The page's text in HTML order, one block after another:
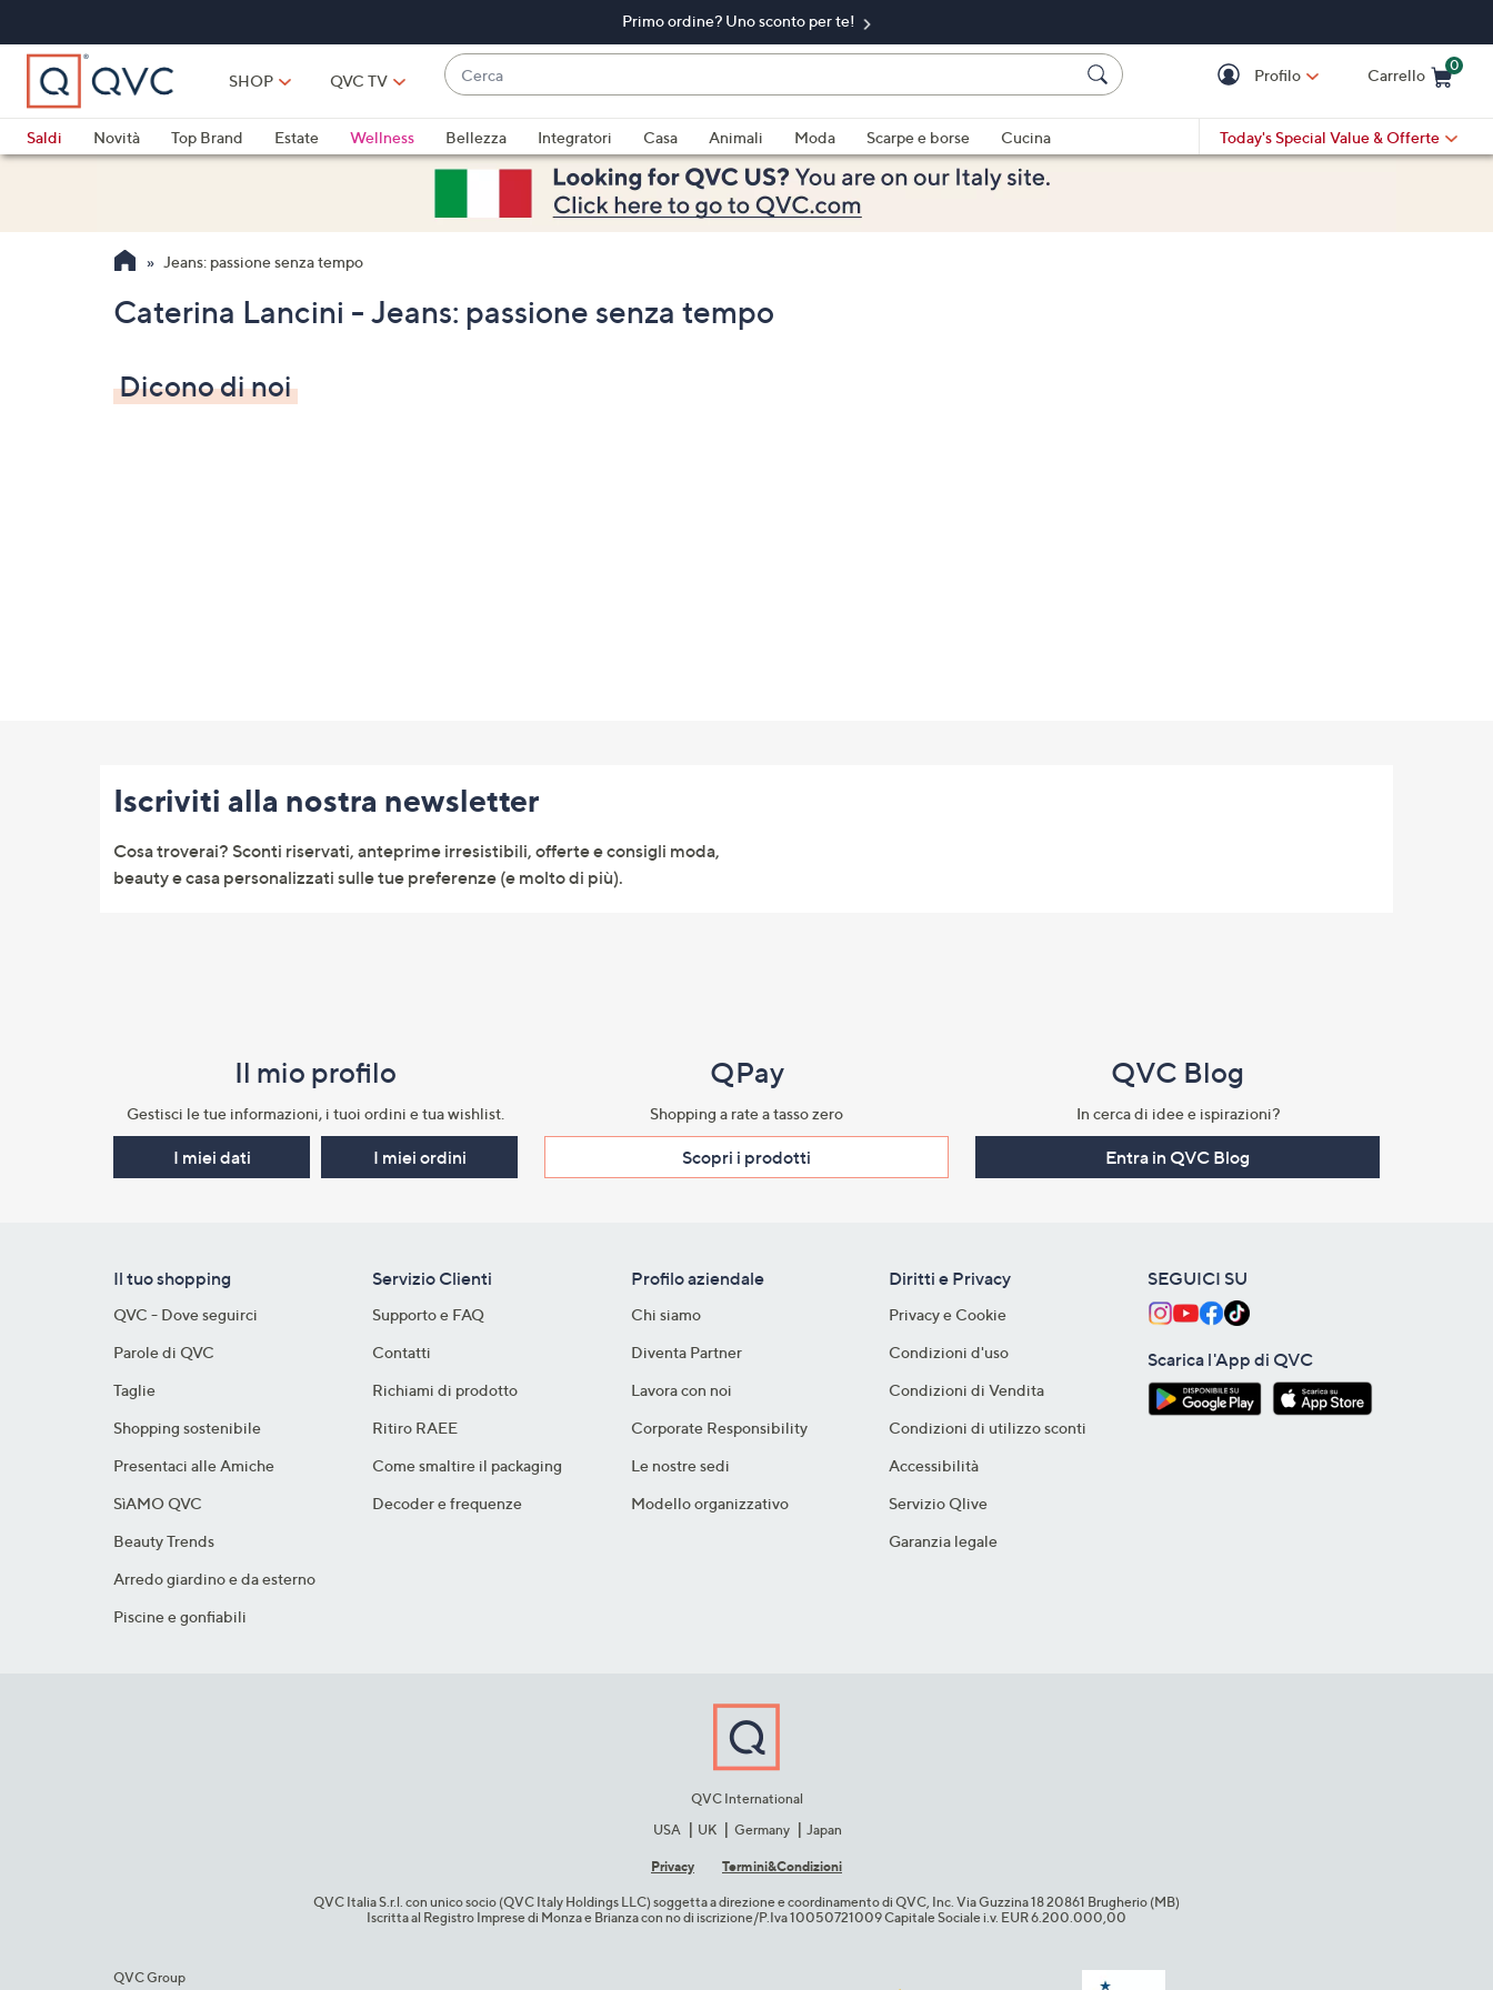
contenuto
principale
Primo ordine? Uno sconto per te!​
SHOP QVC TV
Cerca
sono
disponibili
suggerimenti,
usa
su
Profilo Carrello
0
Saldi
Novità Top Brand Estate Wellness Bellezza Integratori Casa Animali Moda Scarpe e borse
Cucina
Today's Special Value & Offerte
Jeans: passione senza tempo
Caterina Lancini - Jeans: passione senza tempo
Dicono di noi
informazioni
Iscriviti alla nostra newsletter
Cosa troverai? Sconti riservati, anteprime irresistibili, offerte e consigli moda,
beauty e casa personalizzati sulle tue preferenze (e molto di più).
Il mio profilo​
Gestisci le tue informazioni, i tuoi ordini e tua wishlist.​
I miei dati I miei ordini
QPay
Shopping a rate a tasso zero​
Scopri i prodotti​
QVC Blog
In cerca di idee e ispirazioni?
Entra in QVC Blog
Il tuo shopping
QVC - Dove seguirci
Parole di QVC
Taglie
Shopping sostenibile​
Presentaci alle Amiche
SìAMO QVC
Beauty Trends
Arredo giardino e da esterno
Piscine e gonfiabili
Servizio Clienti
Supporto e FAQ
Contatti
Richiami di prodotto
Ritiro RAEE
Come smaltire il packaging​
Decoder e frequenze​
Profilo aziendale
Chi siamo
Diventa Partner
Lavora con noi
Corporate Responsibility
Le nostre sedi
Modello organizzativo
Diritti e Privacy
Privacy e Cookie
Condizioni d'uso
Condizioni di Vendita
Condizioni di utilizzo sconti
Accessibilità
Servizio Qlive
Garanzia legale
SEGUICI SU
Scarica l'App di QVC
QVC International
USA
UK Germany Japan
Privacy Termini&C​ondizioni
QVC Italia S.r.l. con unico socio (QVC Italy Holdings LLC) soggetta a direzione e coordinamento di QVC, Inc. Via Guzzina 18 20861 Brugherio (MB)​
Iscritta al Registro Imprese di Monza e Brianza con no di iscrizione/P.Iva 10050721009 Capitale Sociale i.v. EUR 6.200.000,00​
QVC Group